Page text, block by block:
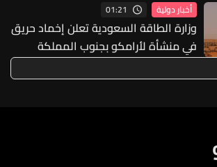
أخبار دولية 01:21
وزارة الطاقة السعودية تعلن إخماد حريق
في منشأة لأرامكو بجنوب المملكة